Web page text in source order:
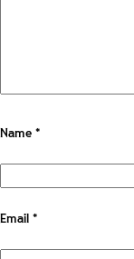
Name*
Email*